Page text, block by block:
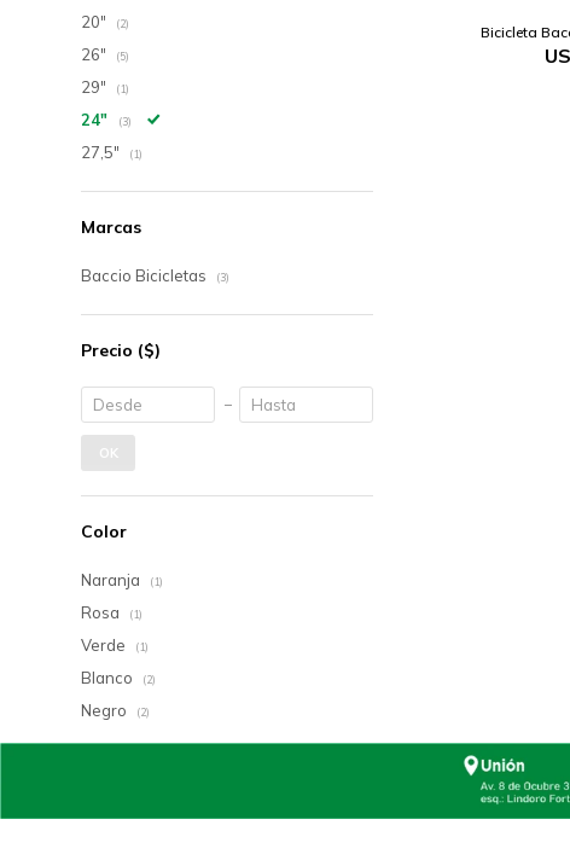
Bicicleta
20" (2)
26" (5)
29" (1)
24" (3)
27,5" (1)
Marcas
Baccio Bicicletas (3)
Precio ($)
OK
Color
Naranja (1)
Rosa (1)
Verde (1)
Blanco (2)
Negro (2)